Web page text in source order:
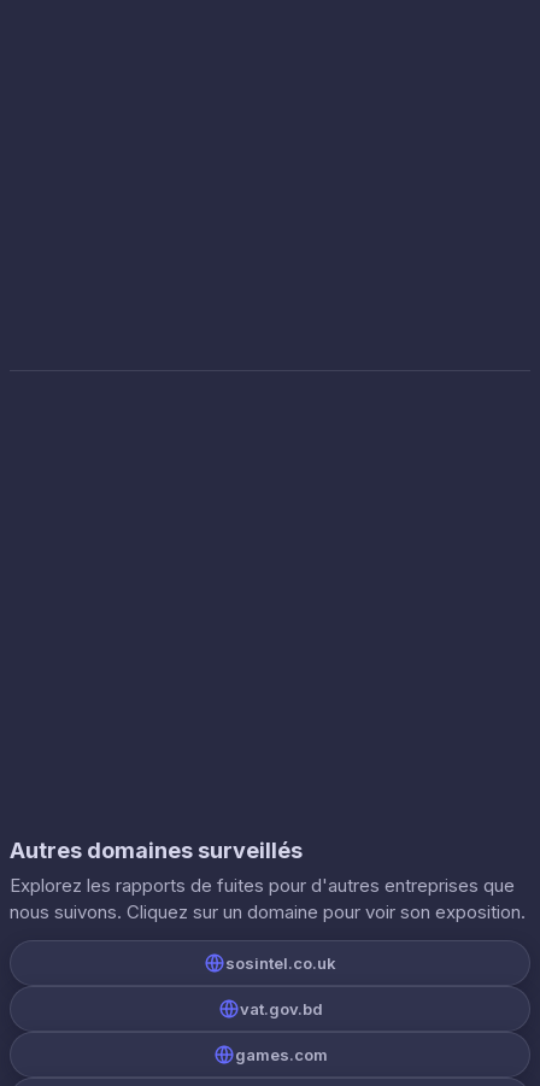
Autres domaines surveillés
Explorez les rapports de fuites pour d'autres entreprises que
nous suivons. Cliquez sur un domaine pour voir son exposition.
sosintel.co.uk
vat.gov.bd
games.com